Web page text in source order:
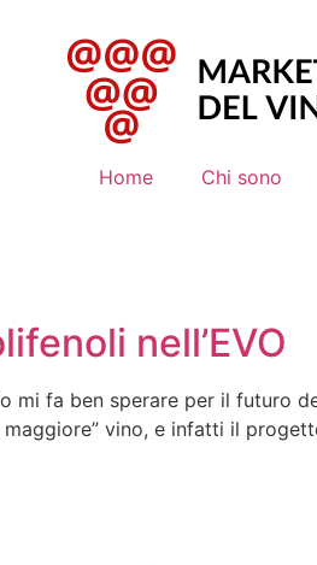
Home Chi sono
nell’EVO
fa ben sperare per il futuro
maggiore” vino, e infatti il